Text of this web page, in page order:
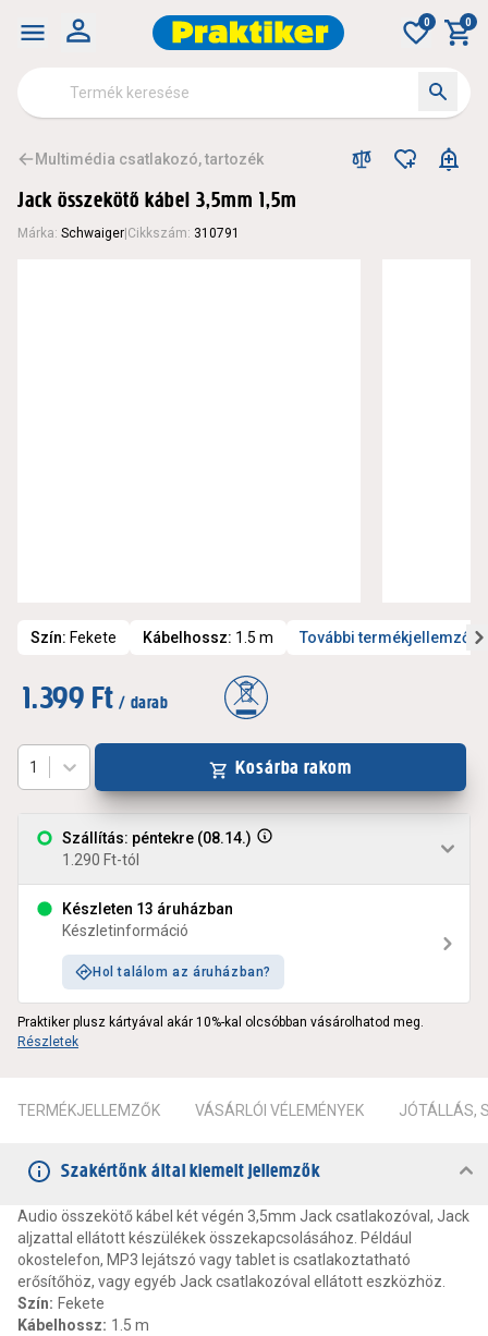
0 0
Multimédia csatlakozó, tartozék
Jack összekötő kábel 3,5mm 1,5m
Márka: Schwaiger Cikkszám: 310791
Szín: Fekete Kábelhossz: 1.5 m További termékjellemzők
1.399 Ft / darab
Szállítás: péntekre (08.14.)
1.290 Ft-tól
Készleten 13 áruházban
Készletinformáció
Hol találom az áruházban?
1 Kosárba rakom
Praktiker plusz kártyával akár 10%-kal olcsóbban vásárolhatod meg.
Részletek
TERMÉKJELLEMZŐK VÁSÁRLÓI VÉLEMÉNYEK JÓTÁLLÁS,
Szakértőnk által kiemelt jellemzők
Audio összekötő kábel két végén 3,5mm Jack csatlakozóval, Jack
aljzattal ellátott készülékek összekapcsolásához. Például
okostelefon, MP3 lejátszó vagy tablet is csatlakoztatható
erősítőhöz, vagy egyéb Jack csatlakozóval ellátott eszközhöz.
Szín: Fekete
Kábelhossz: 1.5 m